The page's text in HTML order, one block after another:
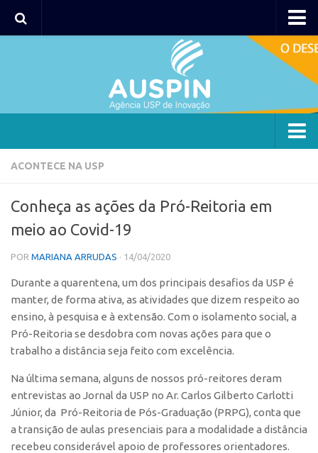
Agência
Coordenação
Polos
Polo Capital
Polo Lorena
Polo Ribeirão Preto
Polo São Carlos
Programas
Bolsa Empreendedorismo
Bolsa Startup USP
PGI-USP
Conexão USP
ACONTECE NA USP
Conheça as ações da Pró-Reitoria em
meio ao Covid-19
POR MARIANA ARRUDAS · 14/04/2020
Durante a quarentena, um dos principais desafios da USP é
manter, de forma ativa, as atividades que dizem respeito ao
ensino, à pesquisa e à extensão. Com o isolamento social, a
Pró-Reitoria se desdobra com novas ações para que o
trabalho a distância seja feito com excelência.
Na última semana, alguns de nossos pró-reitores deram
entrevistas ao Jornal da USP no Ar. Carlos Gilberto Carlotti
Júnior, da Pró-Reitoria de Pós-Graduação (PRPG), conta que
a transição de aulas presenciais para a modalidade a distância
recebeu considerável apoio de professores orientadores.